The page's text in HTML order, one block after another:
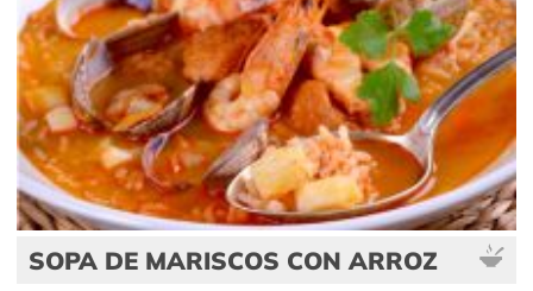
SOPA DE MARISCOS CON ARROZ